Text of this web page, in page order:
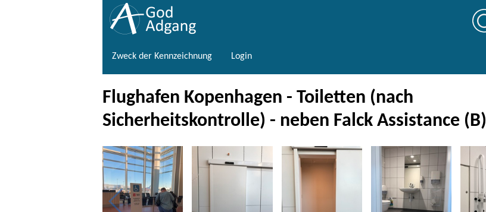
Zweck der Kennzeichnung Login
Flughafen Kopenhagen - Toiletten (nach
Sicherheitskontrolle) - neben Falck Assistance (B)